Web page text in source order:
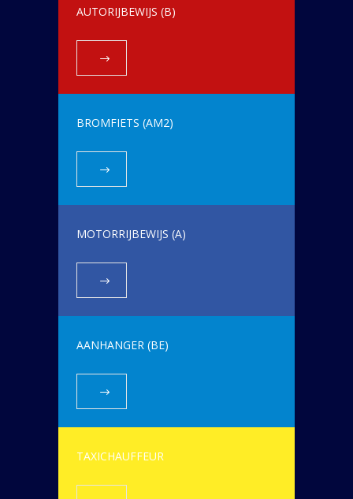
AUTORIJBEWIJS (B)
BROMFIETS (AM2)
MOTORRIJBEWIJS (A)
AANHANGER (BE)
TAXICHAUFFEUR